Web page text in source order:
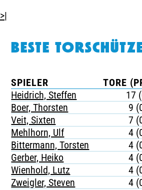
>|
BESTE
SPIELER TORE
Heidrich, Steffen
17
Boer, Thorsten
9
Veit, Sixten
7
Mehlhorn, Ulf
4
Bittermann, Torsten
4
Gerber, Heiko
4
Wienhold, Lutz
4
Zweigler, Steven
4